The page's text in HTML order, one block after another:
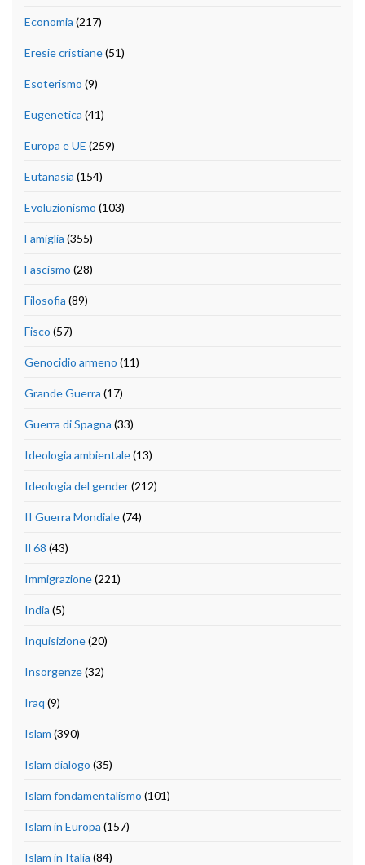
Economia (217)
Eresie cristiane(51)
Esoterismo (9)
Eugenetica (41)
Europa e UE (259)
Eutanasia (154)
Evoluzionismo (103)
Famiglia (355)
Fascismo (28)
Filosofia (89)
Fisco (57)
Genocidio armeno (11)
Grande Guerra (17)
Guerra di Spagna (33)
Ideologia ambientale(13)
Ideologia del gender(212)
II Guerra Mondiale(74)
Il 68 (43)
Immigrazione(221)
India (5)
Inquisizione(20)
Insorgenze(32)
Iraq (9)
Islam (390)
Islam dialogo (35)
Islam fondamentalismo (101)
Islam in Europa (157)
Islam in Italia (84)